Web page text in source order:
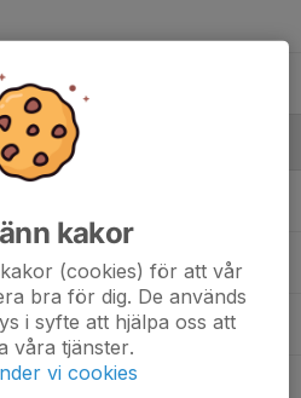
tränare
tränare
kakor
(cookies) för att vår
bra för dig. De används
i syfte att hjälpa oss att
våra tjänster.
vi cookies